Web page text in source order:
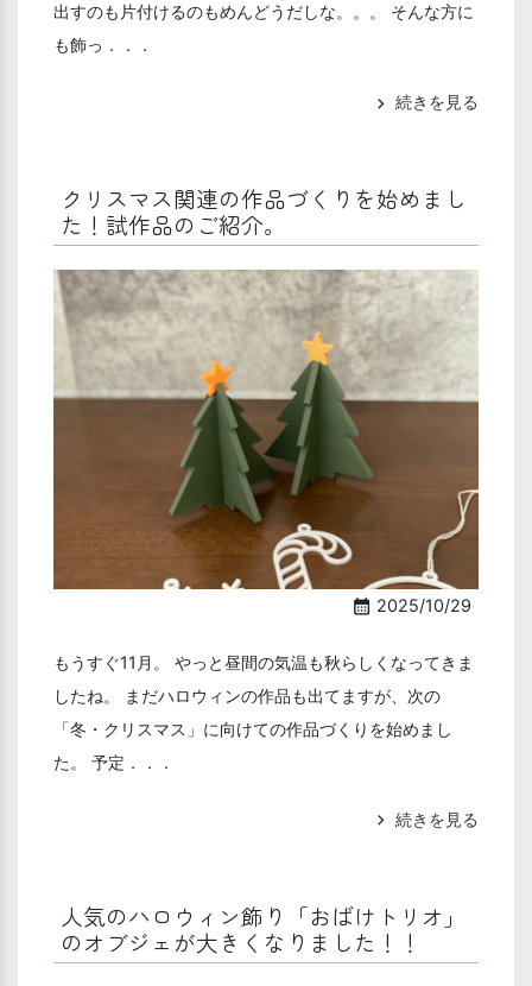
出すのも片付けるのもめんどうだしな。。。 そんな方に
も飾っ．．．
chevron_right 続きを見る
クリスマス関連の作品づくりを始めまし
た！試作品のご紹介。
calendar_month 2025/10/29
もうすぐ11月。 やっと昼間の気温も秋らしくなってきま
したね。 まだハロウィンの作品も出てますが、次の
「冬・クリスマス」に向けての作品づくりを始めまし
た。 予定．．．
chevron_right 続きを見る
人気のハロウィン飾り「おばけトリオ」
のオブジェが大きくなりました！！